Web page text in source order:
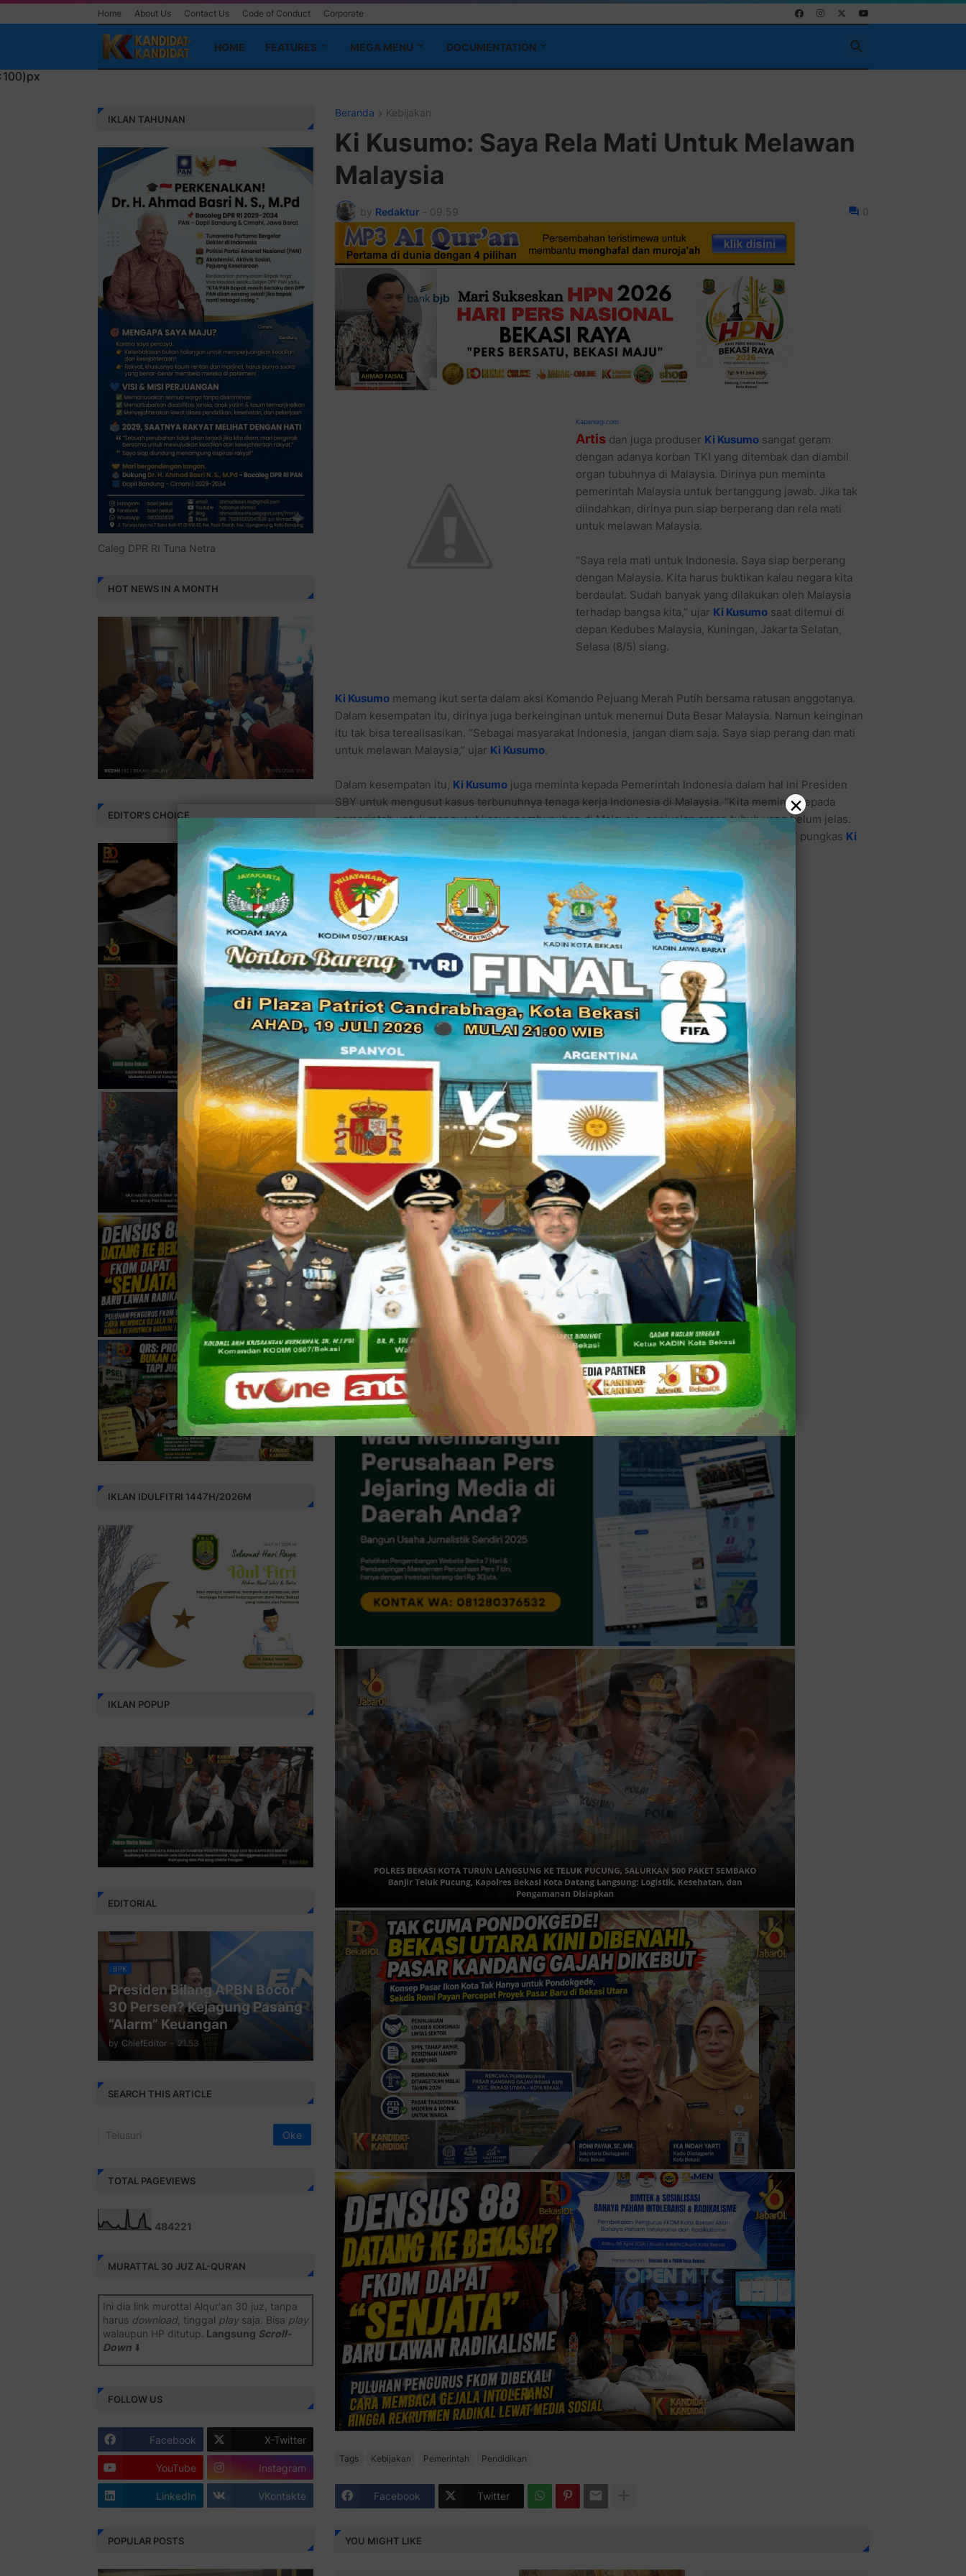
Home About Us Contact Us Code of Conduct Corporate
HOME FEATURES MEGA MENU DOCUMENTATION
Beranda Kebijakan
Ki Kusumo: Saya Rela Mati Untuk Melawan
Malaysia
by Redaktur - 09.59 0
Kapanlagi.com
Artisdan juga produser Ki Kusumosangat geram
dengan adanya korban TKI yang ditembak dan diambil
organ tubuhnya di Malaysia. Dirinya pun meminta
pemerintah Malaysia untuk bertanggung jawab. Jika tak
diindahkan, dirinya pun siap berperang dan rela mati
untuk melawan Malaysia.
“Saya rela mati untuk Indonesia. Saya siap berperang
dengan Malaysia. Kita harus buktikan kalau negara kita
berdaulat. Sudah banyak yang dilakukan oleh Malaysia
terhadap bangsa kita,” ujar Ki Kusumosaat ditemui di
depan Kedubes Malaysia, Kuningan, Jakarta Selatan,
Selasa (8/5) siang.
Ki Kusumomemang ikut serta dalam aksi Komando Pejuang Merah Putih bersama ratusan anggotanya.
Dalam kesempatan itu, dirinya juga berkeinginan untuk menemui Duta Besar Malaysia. Namun keinginan
itu tak bisa terealisasikan. “Sebagai masyarakat Indonesia, jangan diam saja. Saya siap perang dan mati
untuk melawan Malaysia,” ujar Ki Kusumo.
Dalam kesempatan itu, Ki Kusumojuga meminta kepada Pemerintah Indonesia dalam hal ini Presiden
SBY untuk mengusut kasus terbunuhnya tenaga kerja Indonesia di Malaysia. “Kita meminta kepada
pemerintah untuk mengusut kasus pembunuhan di Malaysia, penjualan organ tubuh yang belum jelas.
Kita butuh kepastian hukum. Mana SBY tindakannya? Ayo Kapolri, selidiki pembunuhan ini,” pungkas Ki
Kusumo.(kpl/adt/dew)
Tags Kebijakan Pemerintah Pendidikan
Facebook Twitter
YOU MIGHT LIKE
IKLAN TAHUNAN
Caleg DPR RI Tuna Netra
HOT NEWS IN A MONTH
EDITOR'S CHOICE
IKLAN IDULFITRI 1447H/2026M
IKLAN POPUP
×
EDITORIAL
BPK
Presiden Bilang APBN Bocor
30 Persen? Kejagung Pasang
“Alarm” Keuangan
by ChiefEditor - 21.53
SEARCH THIS ARTICLE
TOTAL PAGEVIEWS
484221
MURATTAL 30 JUZ AL-QUR'AN
Ini dia link murottal Alqur'an 30 juz, tanpa
harus download, tinggal playsaja. Bisa play
walaupun HP ditutup. Langsung Scroll-
Down⬇️
Juz 1 ⇨http://j.mp/2b8SiNO
Juz 2 ⇨http://j.mp/2b8RJmQ
Juz 3 ⇨http://j.mp/2bFSrtF
Juz 4 ⇨http://j.mp/2b8SXi3
Juz 5 ⇨http://j.mp/2b8RZm3
Juz 6 ⇨http://j.mp/28MBohs
Juz 7 ⇨http://j.mp/2bFRIZC
FOLLOW US
Facebook X-Twitter
YouTube Instagram
LinkedIn VKontakte
POPULAR POSTS